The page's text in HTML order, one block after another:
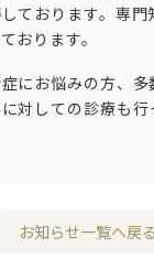
ております。専
おります。
にお悩みの方、
対しての診療も
お知らせ一覧へ戻る